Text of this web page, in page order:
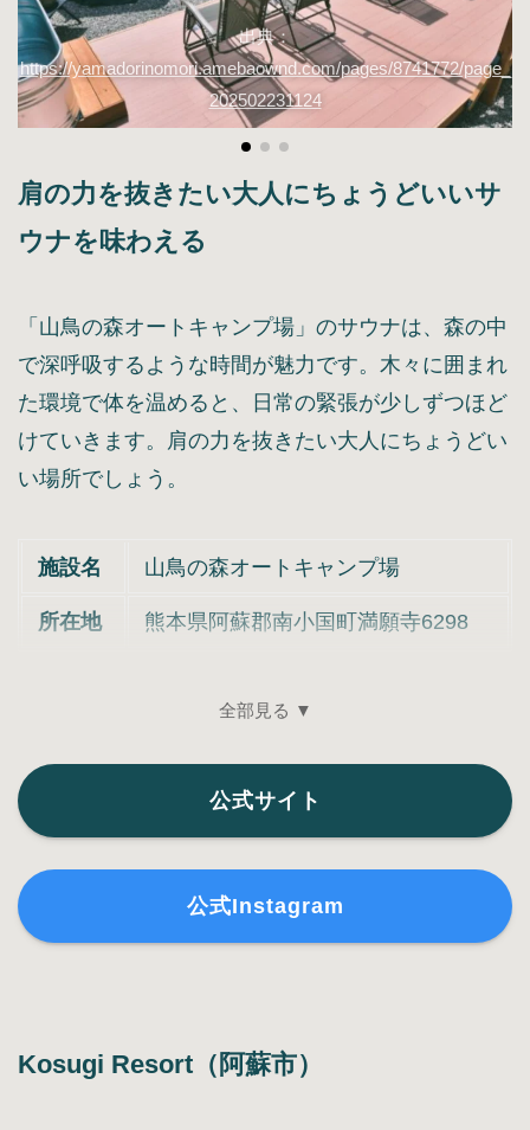
出典：
https://yamadorinomori.amebaownd.com/pages/8741772/page_
202502231124
肩の力を抜きたい大人にちょうどいいサ
ウナを味わえる
「山鳥の森オートキャンプ場」のサウナは、森の中
で深呼吸するような時間が魅力です。木々に囲まれ
た環境で体を温めると、日常の緊張が少しずつほど
けていきます。肩の力を抜きたい大人にちょうどい
い場所でしょう。
施設名 山鳥の森オートキャンプ場
所在地 熊本県阿蘇郡南小国町満願寺6298
全部見る ▼
公式サイト
公式Instagram
Kosugi Resort（阿蘇市）